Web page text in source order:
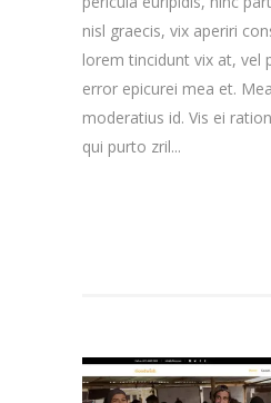
nisl graecis, vix aperiri
lorem tincidunt vix at, vel
error epicurei mea et.
moderatius id. Vis ei
qui purto zril...